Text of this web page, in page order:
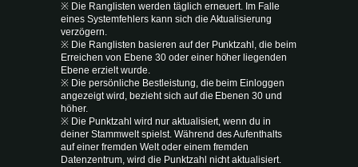
※ Die Ranglisten werden täglich erneuert. Im Falle
eines Systemfehlers kann sich die Aktualisierung
verzögern.
※ Die Ranglisten basieren auf der Punktzahl, die beim
Erreichen von Ebene 30 oder einer höher liegenden
Ebene erzielt wurde.
※ Die persönliche Bestleistung, die beim Einloggen
angezeigt wird, bezieht sich auf die Ebenen 30 und
höher.
※ Die Punktzahl wird nur aktualisiert, wenn du in
deiner Stammwelt spielst. Während des Aufenthalts
auf einer fremden Welt oder einem fremden
Datenzentrum, wird die Punktzahl nicht aktualisiert.